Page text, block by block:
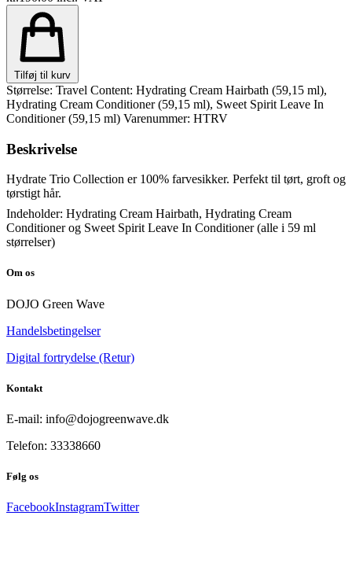
Tilføj til kurv
Størrelse: Travel Content: Hydrating Cream Hairbath (59,15 ml),
Hydrating Cream Conditioner (59,15 ml), Sweet Spirit Leave In
Conditioner (59,15 ml) Varenummer: HTRV
Beskrivelse
Hydrate Trio Collection er 100% farvesikker. Perfekt til tørt, groft og
tørstigt hår.
Indeholder: Hydrating Cream Hairbath, Hydrating Cream
Conditioner og Sweet Spirit Leave In Conditioner (alle i 59 ml
størrelser)
Om os
DOJO Green Wave
Handelsbetingelser
Digital fortrydelse (Retur)
Kontakt
E-mail: info@dojogreenwave.dk
Telefon: 33338660
Følg os
FacebookInstagramTwitter